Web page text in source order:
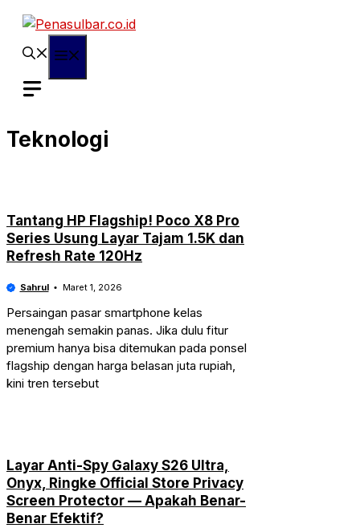
Langsung
Teknologi
Tantang HP Flagship! Poco X8 Pro
Series Usung Layar Tajam 1.5K dan
Refresh Rate 120Hz
Sahrul Maret 1, 2026
Persaingan pasar smartphone kelas
menengah semakin panas. Jika dulu fitur
premium hanya bisa ditemukan pada ponsel
flagship dengan harga belasan juta rupiah,
kini tren tersebut
Layar Anti-Spy Galaxy S26 Ultra,
Onyx, Ringke Official Store Privacy
Screen Protector — Apakah Benar-
Benar Efektif?